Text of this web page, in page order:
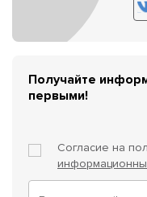
Получайте
первыми!
Согласие на